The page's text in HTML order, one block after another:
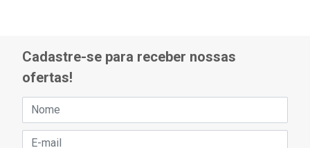
Cadastre-se para receber nossas
ofertas!